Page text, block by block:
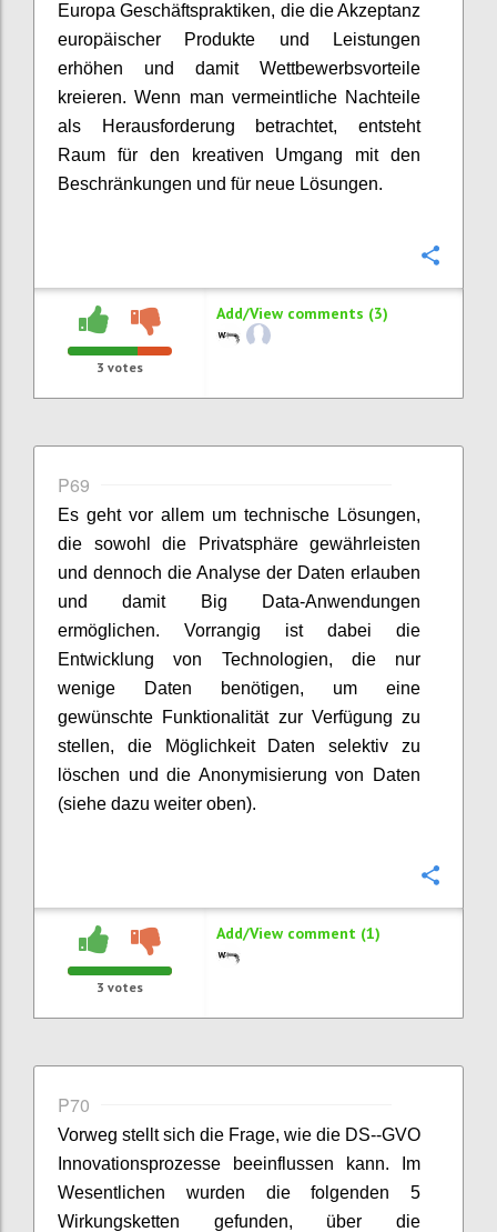
Europa Geschäftspraktiken, die die Akzeptanz
europäischer Produkte und Leistungen
erhöhen und damit Wettbewerbsvorteile
kreieren. Wenn man vermeintliche Nachteile
als Herausforderung betrachtet, entsteht
Raum für den kreativen Umgang mit den
Beschränkungen und für neue Lösungen.
3 votes
Add/View comments (3)
P69
Es geht vor allem um technische Lösungen,
die sowohl die Privatsphäre gewährleisten
und dennoch die Analyse der Daten erlauben
und damit Big Data-Anwendungen
ermöglichen. Vorrangig ist dabei die
Entwicklung von Technologien, die nur
wenige Daten benötigen, um eine
gewünschte Funktionalität zur Verfügung zu
stellen, die Möglichkeit Daten selektiv zu
löschen und die Anonymisierung von Daten
(siehe dazu weiter oben).
3 votes
Add/View comment (1)
P70
Vorweg stellt sich die Frage, wie die DS--GVO
Innovationsprozesse beeinflussen kann. Im
Wesentlichen wurden die folgenden 5
Wirkungsketten gefunden, über die